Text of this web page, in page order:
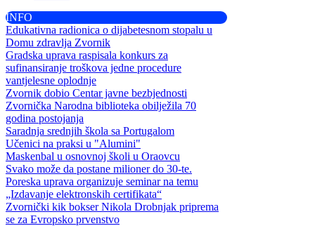
INFO
Edukativna radionica o dijabetesnom stopalu u
Domu zdravlja Zvornik
Gradska uprava raspisala konkurs za
sufinansiranje troškova jedne procedure
vantjelesne oplodnje
Zvornik dobio Centar javne bezbjednosti
Zvornička Narodna biblioteka obilježila 70
godina postojanja
Saradnja srednjih škola sa Portugalom
Učenici na praksi u "Alumini"
Maskenbal u osnovnoj školi u Oraovcu
Svako može da postane milioner do 30-te.
Poreska uprava organizuje seminar na temu
„Izdavanje elektronskih certifikata“
Zvornički kik bokser Nikola Drobnjak priprema
se za Evropsko prvenstvo